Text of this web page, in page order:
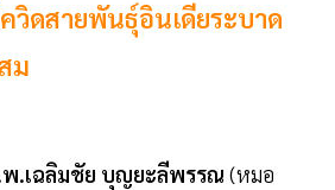
ดสายพันธุ์อินเดียระบาด
ม
.เฉลิมชัย บุญยะลีพรรณ (หมอ